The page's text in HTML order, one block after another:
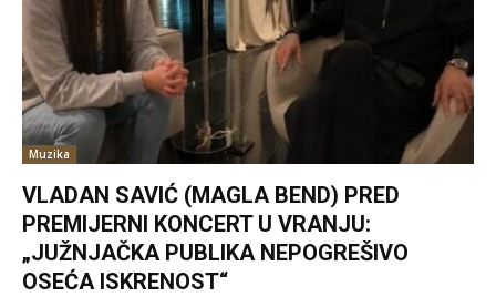
Muzika
VLADAN SAVIĆ (MAGLA BEND) PRED
PREMIJERNI KONCERT U VRANJU:
„JUŽNJAČKA PUBLIKA NEPOGREŠIVO
OSEĆA ISKRENOST“